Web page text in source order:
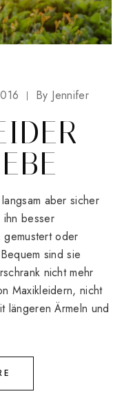
By Jennifer
aber sicher
ihn besser
oder
sind sie
nicht mehr
Maxikleidern, nicht
längeren Ärmeln und